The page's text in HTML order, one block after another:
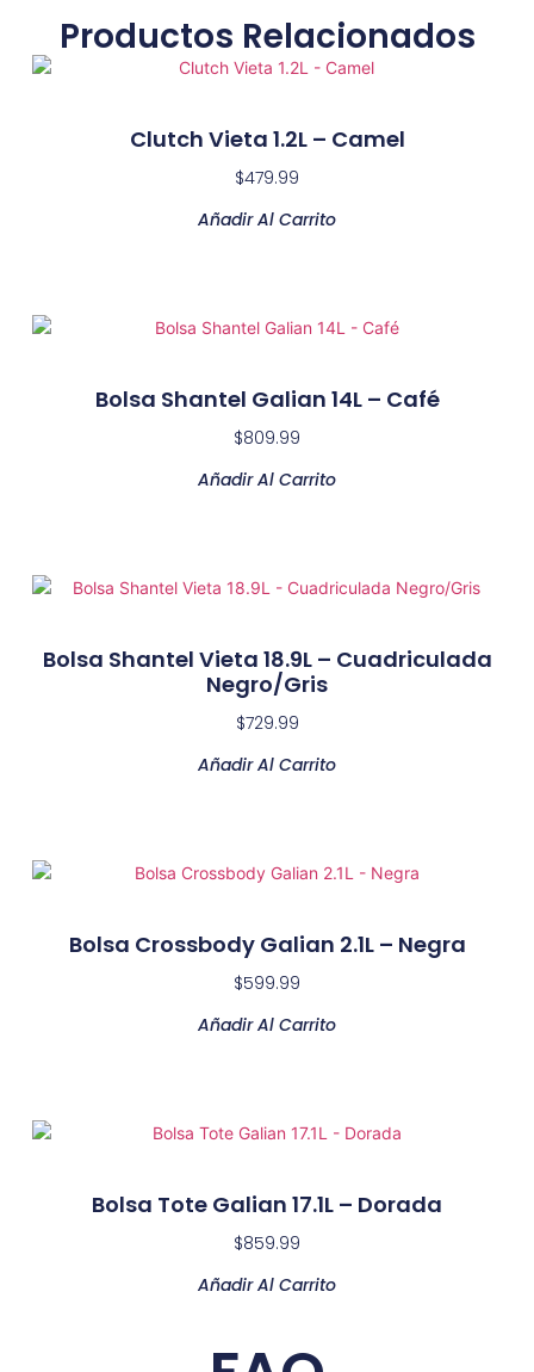
Productos Relacionados
Clutch Vieta 1.2L – Camel
$479.99
Añadir Al Carrito
Bolsa Shantel Galian 14L – Café
$809.99
Añadir Al Carrito
Bolsa Shantel Vieta 18.9L – Cuadriculada
Negro/Gris
$729.99
Añadir Al Carrito
Bolsa Crossbody Galian 2.1L – Negra
$599.99
Añadir Al Carrito
Bolsa Tote Galian 17.1L – Dorada
$859.99
Añadir Al Carrito